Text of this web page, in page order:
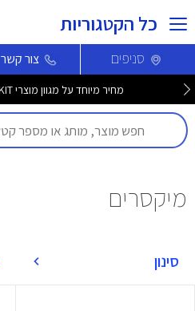
כל הקטגוריות
סניפים צור קשר
מחיר מיוחד על מגוון מוצרי PETKIT לחברי מועדון >>
מיקסרים
סינון